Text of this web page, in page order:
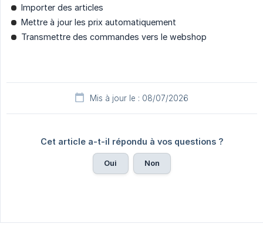
Importer des articles
Mettre à jour les prix automatiquement
Transmettre des commandes vers le webshop
Mis à jour le : 08/07/2026
Cet article a-t-il répondu à vos questions ?
Oui Non